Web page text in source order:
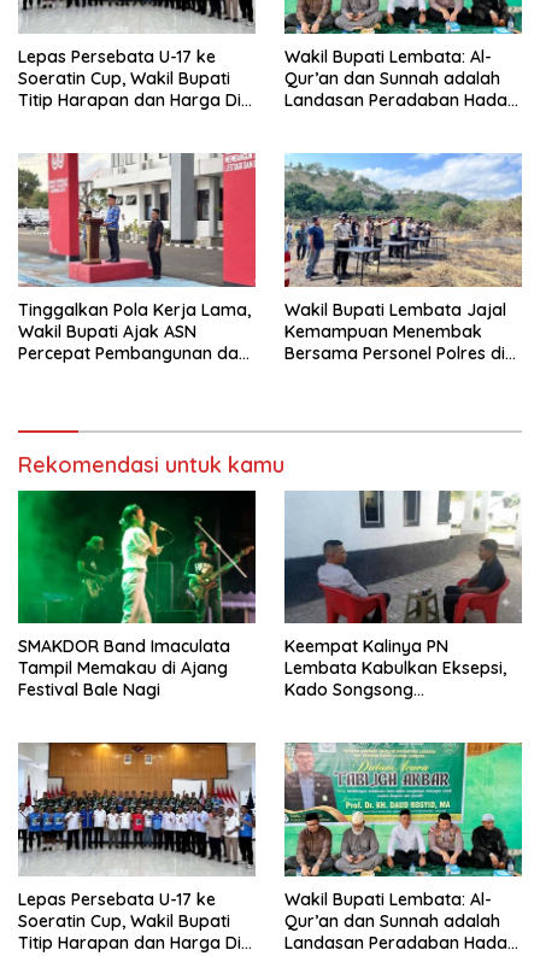
Lepas Persebata U-17 ke
Soeratin Cup, Wakil Bupati
Titip Harapan dan Harga Diri
Wakil Bupati Lembata: Al-
Qur’an dan Sunnah adalah
Landasan Peradaban Hadapi
Tinggalkan Pola Kerja Lama,
Wakil Bupati Ajak ASN
Percepat Pembangunan dan
Wakil Bupati Lembata Jajal
Kemampuan Menembak
Bersama Personel Polres di
Rekomendasi untuk kamu
SMAKDOR Band Imaculata
Tampil Memakau di Ajang
Festival Bale Nagi
Keempat Kalinya PN
Lembata Kabulkan Eksepsi,
Kado Songsong
Lepas Persebata U-17 ke
Soeratin Cup, Wakil Bupati
Titip Harapan dan Harga Diri
Wakil Bupati Lembata: Al-
Qur’an dan Sunnah adalah
Landasan Peradaban Hadapi